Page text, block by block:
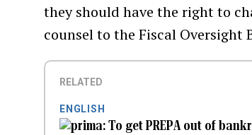
they should have the right to
counsel to the Fiscal Oversight
RELATED
ENGLISH
To get PREPA out of